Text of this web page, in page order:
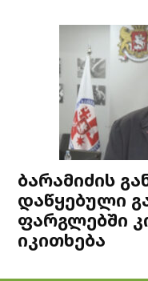
ბარამიძის
დაწყებული
ფარგლებში
იკითხება